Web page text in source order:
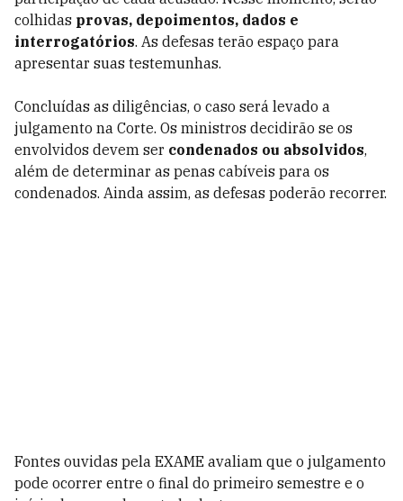
colhidas provas, depoimentos, dados e
interrogatórios. As defesas terão espaço para
apresentar suas testemunhas.
Concluídas as diligências, o caso será levado a
julgamento na Corte. Os ministros decidirão se os
envolvidos devem ser condenados ou absolvidos,
além de determinar as penas cabíveis para os
condenados. Ainda assim, as defesas poderão recorrer.
Fontes ouvidas pela EXAME avaliam que o julgamento
pode ocorrer entre o final do primeiro semestre e o